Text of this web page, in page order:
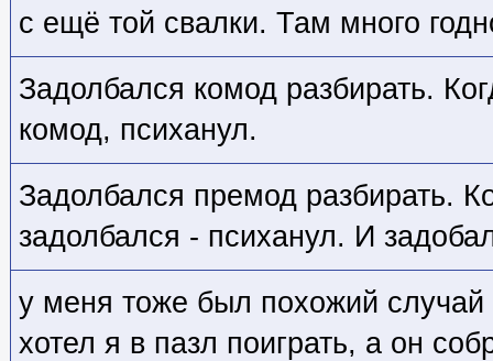
с ещё той свалки. Там много
Задолбался комод разбирать.
комод, психанул.
Задолбался премод разбирать.
задолбался - психанул. И
у меня тоже был похожий случай
хотел я в пазл поиграть, а он